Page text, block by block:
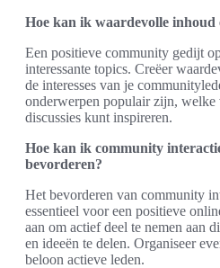
Hoe kan ik waardevolle inhoud
Een positieve community gedijt
interessante topics. Creëer
de interesses van je
onderwerpen populair zijn, welke
discussies kunt inspireren.
Hoe kan ik community
bevorderen?
Het bevorderen van community
essentieel voor een positieve
aan om actief deel te nemen aan
en ideeën te delen. Organiseer
beloon actieve leden.